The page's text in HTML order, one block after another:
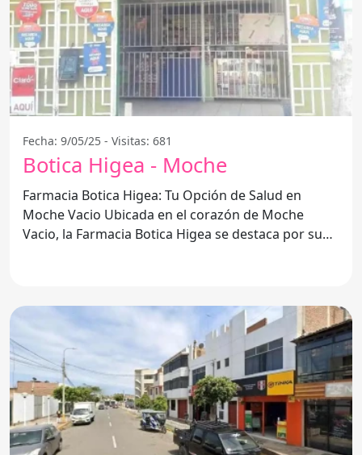
Fecha: 9/05/25 - Visitas: 681
Botica Higea - Moche
Farmacia Botica Higea: Tu Opción de Salud en
Moche Vacio Ubicada en el corazón de Moche
Vacio, la Farmacia Botica Higea se destaca por su